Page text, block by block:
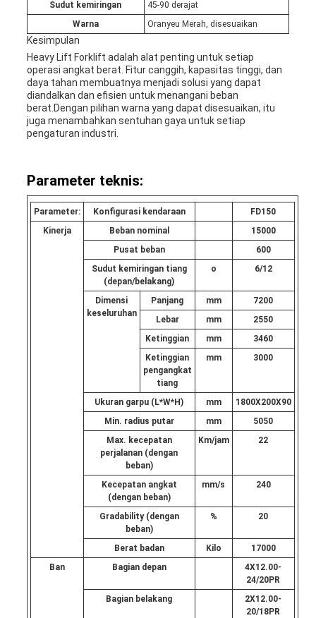
Sudut kemiringan
45-90 derajat
Warna
Oranyeu Merah, disesuaikan
Kesimpulan
Heavy Lift Forklift adalah alat penting untuk setiap
operasi angkat berat. Fitur canggih, kapasitas tinggi, dan
daya tahan membuatnya menjadi solusi yang dapat
diandalkan dan efisien untuk menangani beban
berat.Dengan pilihan warna yang dapat disesuaikan, itu
juga menambahkan sentuhan gaya untuk setiap
pengaturan industri.
Parameter teknis:
Parameter: Konfigurasi kendaraan FD1 50
Kinerja
Beban nominal
15000
Pusat beban
600
Sudut kemiringan tiang
(depan/belakang)
o 6/12
Dimensi
keseluruhan
Panjang mm
7200
Lebar
mm
2550
Ketinggian
mm
3460
Ketinggian
pengangkat
tiang
mm 3000
Ukuran garpu (L*W*H) mm
1800X200X90
Min. radius putar
mm
5050
Max. kecepatan
perjalanan (dengan
beban)
Km/jam 22
Kecepatan angkat
(dengan beban)
mm/s 240
Gradability (dengan
beban)
% 20
Berat badan Kilo
17000
Ban
Bagian depan
4X12.00-
24/20PR
Bagian belakang
2X12.00-
20/18PR